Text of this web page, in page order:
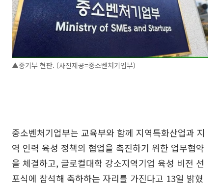
▲중기부 현판. (사진제공=중소벤처기업부)
중소벤처기업부는 교육부와 함께 지역특화산업과 지
역 인력 육성 정책의 협업을 촉진하기 위한 업무협약
을 체결하고, 글로컬대학 강소지역기업 육성 비전 선
포식에 참석해 축하하는 자리를 가진다고 13일 밝혔